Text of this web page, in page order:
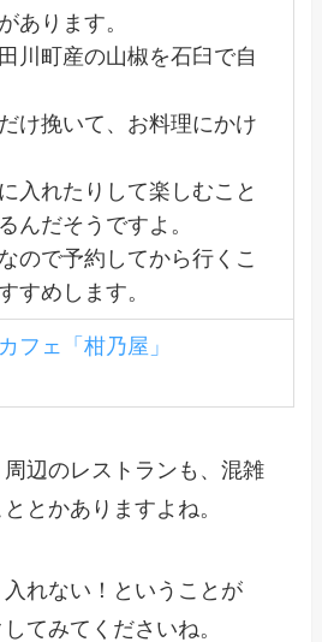
あります。
川町産の山椒を石臼で自
け挽いて、お料理にかけ
入れたりして楽しむこと
んだそうですよ。
ので予約してから行くこ
すめします。
フェ「柑乃屋」
辺のレストランも、混雑
とかありますよね。
れない！ということが
てみてくださいね。